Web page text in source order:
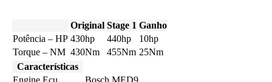
Original Stage 1 Ganho
Potência – HP 430hp 440hp
10hp
Torque – NM 430Nm 455Nm 25Nm
Características
Engine Ecu
Bosch MED9